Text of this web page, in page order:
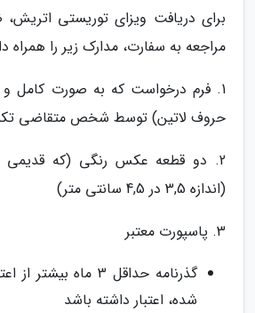
برای دریافت ویزای توریستی
مراجعه به سفارت، مدارک زیر را همراه
1. فرم درخواست که به صورت کامل و
حروف لاتین) توسط شخص متقاضی
(اندازه 3,5 در 4,5 سانتی متر)
3. پاسپورت معتبر
گذرنامه حداقل 3 ماه
شده، اعتبار داشته باشد